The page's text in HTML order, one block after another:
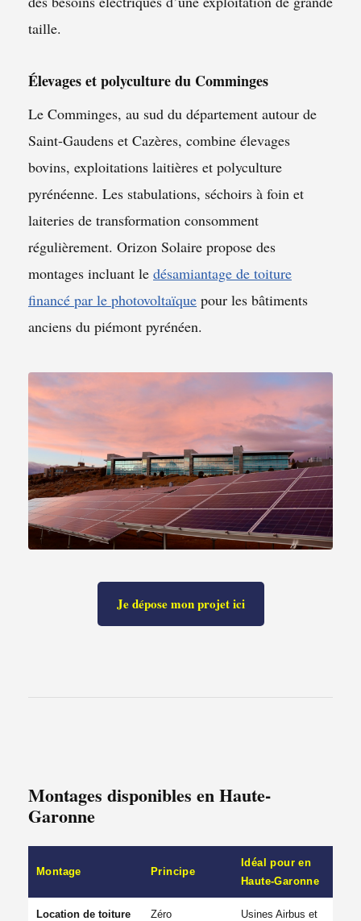
taille.
Élevages et polyculture du Comminges
Le Comminges, au sud du département autour de
Saint-Gaudens et Cazères, combine élevages
bovins, exploitations laitières et polyculture
pyrénéenne. Les stabulations, séchoirs à foin et
laiteries de transformation consomment
régulièrement. Orizon Solaire propose des
montages incluant le désamiantage de toiture
financé par le photovoltaïque pour les bâtiments
anciens du piémont pyrénéen.
Je dépose mon projet ici
Montages disponibles en Haute-
Garonne
Montage Principe
Idéal pour en
Haute-Garonne
Location de toiture
Zéro
Usines Airbus et